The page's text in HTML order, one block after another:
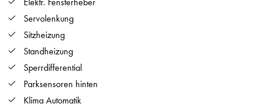
Servolenkung
Sitzheizung
Standheizung
Sperrdifferential
Parksensoren hinten
Klima Automatik